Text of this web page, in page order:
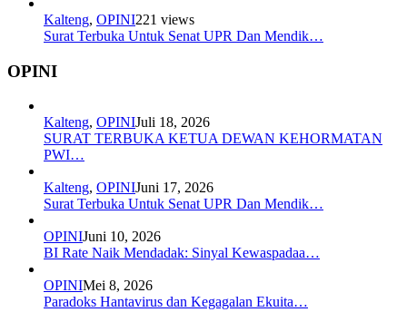
Kalteng, OPINI221 views
Surat Terbuka Untuk Senat UPR Dan Mendik…
OPINI
Kalteng, OPINIJuli 18, 2026
SURAT TERBUKA KETUA DEWAN KEHORMATAN
PWI…
Kalteng, OPINIJuni 17, 2026
Surat Terbuka Untuk Senat UPR Dan Mendik…
OPINIJuni 10, 2026
BI Rate Naik Mendadak: Sinyal Kewaspadaa…
OPINIMei 8, 2026
Paradoks Hantavirus dan Kegagalan Ekuita…